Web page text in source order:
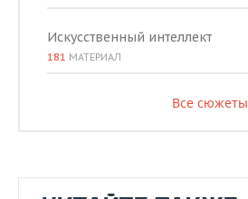
Искусственный интеллект
181 МАТЕРИАЛ
Все сюжеты